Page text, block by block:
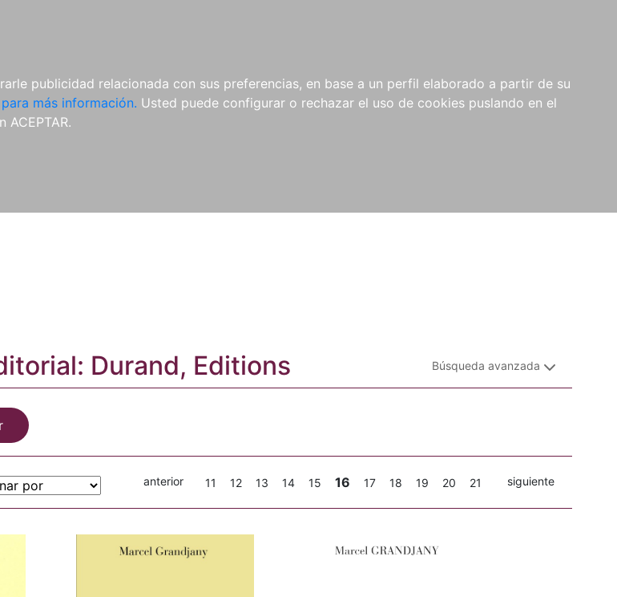
publicidad relacionada con sus preferencias, en base a un perfil elaborado a partir de su
más información. Usted puede configurar o rechazar el uso de cookies puslando en el
ACEPTAR.
CDS Y
DVDS
MATERIAL
COMPLEMENTARIO
NOVEDADES NOTICIAS
COMPRAS
INSTITUCIONALES
Durand, Editions Búsqueda avanzada
anterior 11 12 13 14 15 16 17 18 19 20 21 siguiente